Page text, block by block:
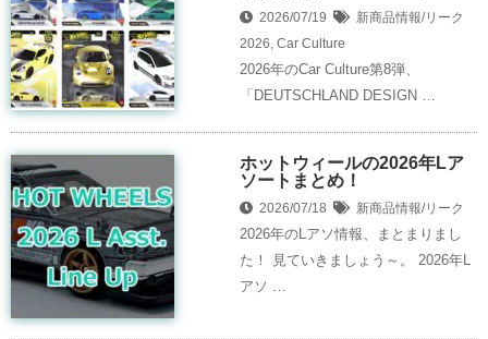
2026/07/19
新商品情報/リーク
2026, Car Culture
2026年のCar Culture第8弾、
「DEUTSCHLAND DESIGN …
ホットウィールの2026年Lア
ソートまとめ！
2026/07/18 新商品情報/リーク
2026年のLアソ情報、まとまりまし
た！ 見ていきましょう～。 2026年L
アソ …